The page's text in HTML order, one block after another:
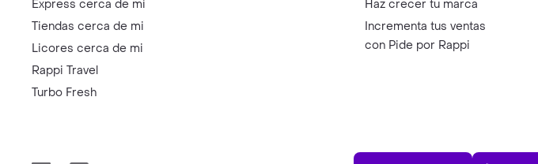
Express cerca de mi
Tiendas cerca de mi
Licores cerca de mi
Rappi Travel
Turbo Fresh
Haz crecer tu marca
Incrementa tus ventas
con Pide por Rappi
App Store